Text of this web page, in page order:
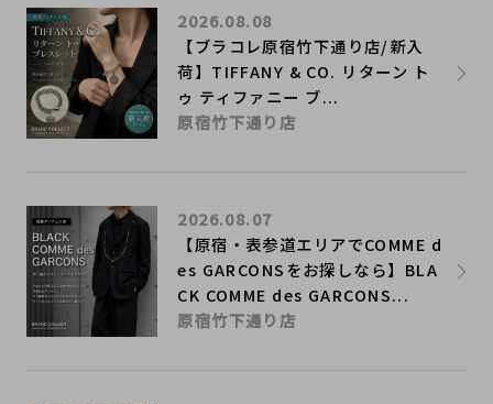
【ブラコレ原宿竹下通り店/新入
荷】TIFFANY & CO. リターン ト
ゥ ティファニー ブ...
2026.08.08
原宿竹下通り店
【原宿・表参道エリアでCOMME d
es GARCONSをお探しなら】BLA
CK COMME des GARCONS...
2026.08.07
原宿竹下通り店